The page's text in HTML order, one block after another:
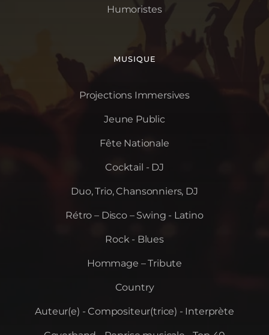
Humoristes
MUSIQUE
Projections Immersives
Jeune Public
Fête Nationale
Cocktail - DJ
Duo, Trio, Chansonniers, DJ
Rétro – Disco – Swing - Latino
Rock - Blues
Hommage – Tribute
Country
Auteur(e) - Compositeur(trice) - Interprète